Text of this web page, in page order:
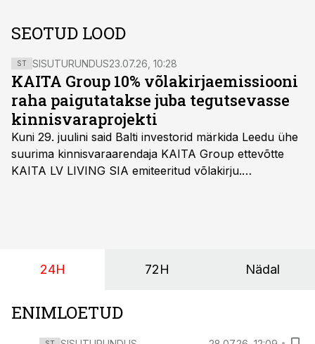
SEOTUD LOOD
ST SISUTURUNDUS23.07.26, 10:28
KAITA Group 10% võlakirjaemissiooni
raha paigutatakse juba tegutsevasse
kinnisvaraprojekti
Kuni 29. juulini said Balti investorid märkida Leedu ühe
suurima kinnisvaraarendaja KAITA Group ettevõtte
KAITA LV LIVING SIA emiteeritud võlakirju.
24H 72H Nädal
ENIMLOETUD